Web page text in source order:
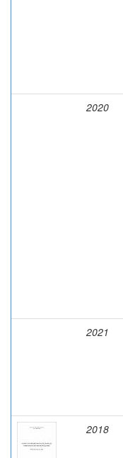
2020
2021
2018